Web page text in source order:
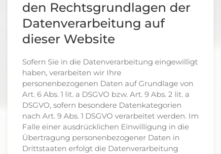
den Rechtsgrundlagen der
Datenverarbeitung auf
dieser Website
Sofern Sie in die Datenverarbeitung eingewilligt
haben, verarbeiten wir Ihre
personenbezogenen Daten auf Grundlage von
Art. 6 Abs. 1 lit. a DSGVO bzw. Art. 9 Abs. 2 lit. a
DSGVO, sofern besondere Datenkategorien
nach Art. 9 Abs. 1 DSGVO verarbeitet werden. Im
Falle einer ausdrücklichen Einwilligung in die
Übertragung personenbezogener Daten in
Drittstaaten erfolgt die Datenverarbeitung